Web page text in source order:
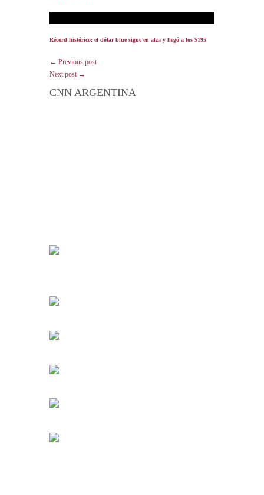
Récord histórico: el dólar blue sigue en alza y llegó a los $195
← Previous post
Next post →
CNN ARGENTINA